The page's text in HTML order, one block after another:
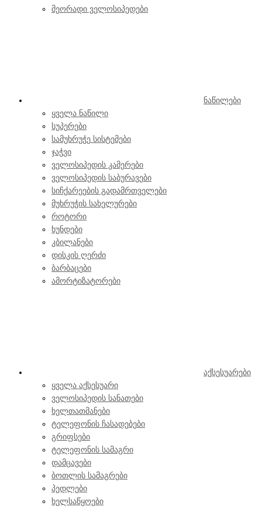
მეორადი ველოსიპედები
ნაწილები
ყველა ნაწილი
სუპერები
სამუხრუჭე სისტემები
ჯაჭვი
ველოსიპედის კამერები
ველოსიპედის საბურავები
სიჩქარეების გადამრთველები
მუხრუჭის სახელურები
როტორი
ხუნდები
კბილანები
დისკის ღერძი
ბარბაცები
ამორტიზატორები
აქსესუარები
ყველა აქსესუარი
ველოსიპედის სანათები
ხელთათმანები
ტელეფონის ჩასადებები
გრიფსები
ტელეფონის სამაგრი
დამცავები
ბოთლის სამაგრები
პედლები
ხელსაწყოები